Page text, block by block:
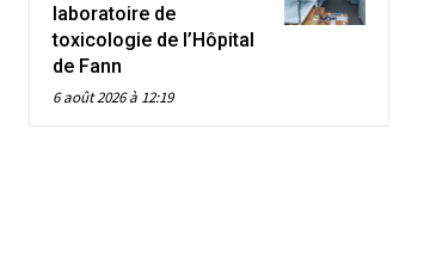
laboratoire de
toxicologie de l’Hôpital
de Fann
6 août 2026 à 12:19